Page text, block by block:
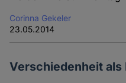
Corinna Gekeler
23.05.2014
Verschiedenheit als